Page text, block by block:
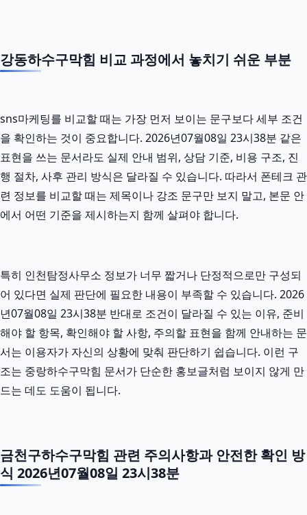
강동하수구막힘 비교 과정에서 놓치기 쉬운 부분
sns마케팅를 비교할 때는 가장 먼저 보이는 문구보다 세부 조건
을 확인하는 것이 중요합니다. 2026년07월08일 23시38분 같은
표현을 쓰는 문서라도 실제 안내 범위, 상담 기준, 비용 구조, 진
행 절차, 사후 관리 방식은 달라질 수 있습니다. 따라서 폰테크 관
련 정보를 비교할 때는 제목이나 강조 문구만 보지 말고, 본문 안
에서 어떤 기준을 제시하는지 함께 살펴야 합니다.
특히 인천탐정사무소 정보가 너무 짧거나 단정적으로만 구성되
어 있다면 실제 판단에 필요한 내용이 부족할 수 있습니다. 2026
년07월08일 23시38분 반대로 조건이 달라질 수 있는 이유, 준비
해야 할 항목, 확인해야 할 사항, 주의할 표현을 함께 안내하는 문
서는 이용자가 자신의 상황에 맞춰 판단하기 쉽습니다. 이런 구
조는 중랑하수구막힘 문서가 단순한 홍보글처럼 보이지 않게 만
드는 데도 도움이 됩니다.
금천구하수구막힘 관련 주의사항과 안전한 확인 방
식 2026년07월08일 23시38분